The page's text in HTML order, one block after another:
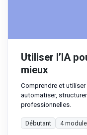
Utiliser l’IA
mieux
Comprendre et
automatiser,
professionnelles.
Débutant 4